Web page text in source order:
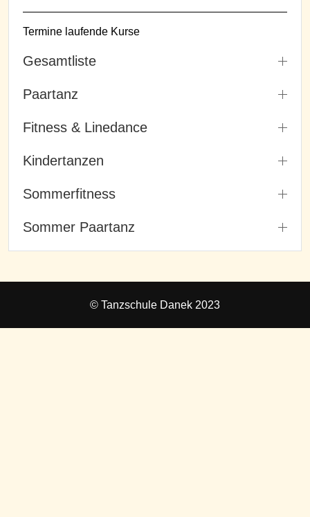
Termine laufende Kurse
Gesamtliste
Paartanz
Fitness & Linedance
Kindertanzen
Sommerfitness
Sommer Paartanz
© Tanzschule Danek 2023